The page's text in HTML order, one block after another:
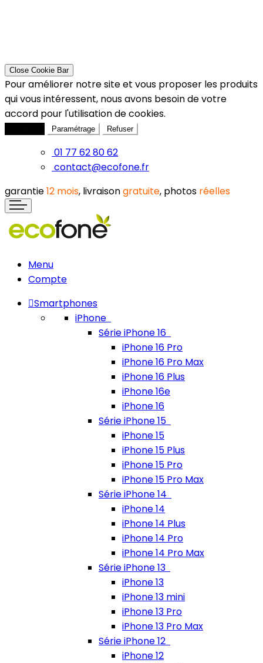
Close Cookie Bar
Pour améliorer notre site et vous proposer les produits
qui vous intéressent, nous avons besoin de votre
accord pour l'utilisation de cookies.
Paramétrage Refuser
01 77 62 80 62
contact@ecofone.fr
garantie12 mois, livraisongratuite, photos réelles
Menu
Compte
Smartphones
iPhone
Série iPhone 16
iPhone 16 Pro
iPhone 16 Pro Max
iPhone 16 Plus
iPhone 16e
iPhone 16
Série iPhone 15
iPhone 15
iPhone 15 Plus
iPhone 15 Pro
iPhone 15 Pro Max
Série iPhone 14
iPhone 14
iPhone 14 Plus
iPhone 14 Pro
iPhone 14 Pro Max
Série iPhone 13
iPhone 13
iPhone 13 mini
iPhone 13 Pro
iPhone 13 Pro Max
Série iPhone 12
iPhone 12